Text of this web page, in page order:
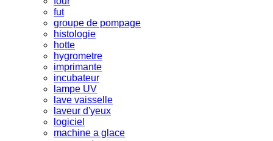
fut
groupe de pompage
histologie
hotte
hygrometre
imprimante
incubateur
lampe UV
lave vaisselle
laveur d'yeux
logiciel
machine a glace